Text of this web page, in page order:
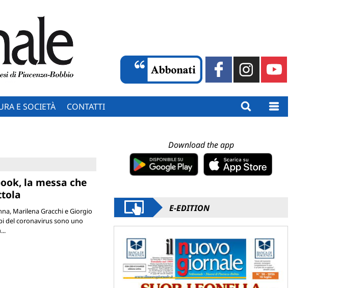
E SOCIETÀ CONTATTI
la messa che
Marilena Gracchi e Giorgio
del coronavirus sono uno
Download the app
E-EDITION